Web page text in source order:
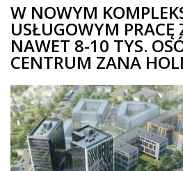
W NOWYM
USŁUGOWYM PRACĘ
NAWET 8-10 TYS.
CENTRUM ZANA